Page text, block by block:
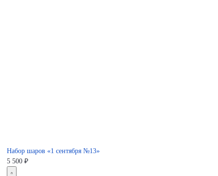
Набор шаров «1 сентября №13»
5 500 ₽